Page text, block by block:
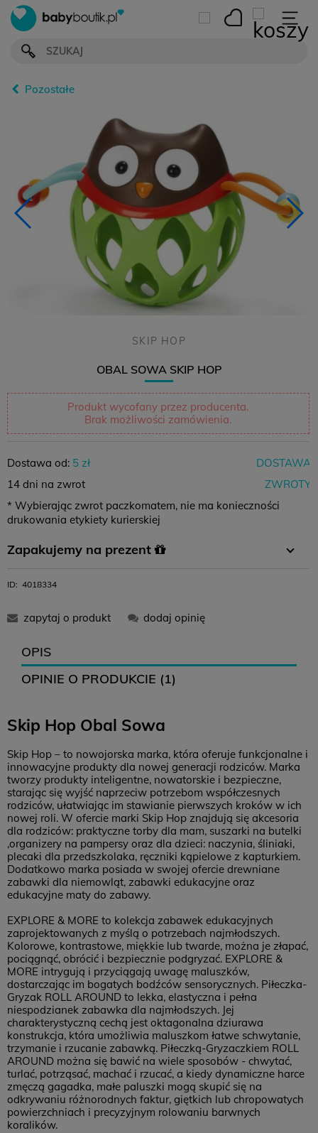
Pozostałe
SKIP HOP
OBAL SOWA SKIP HOP
Produkt wycofany przez producenta.
Brak możliwości zamówienia.
Dostawa od: 5 zł
DOSTAWA
14 dni na zwrot
ZWROTY
* Wybierając zwrot paczkomatem, nie ma konieczności
drukowania etykiety kurierskiej
Zapakujemy na prezent
ID: 4018334
zapytaj o produkt dodaj opinię
OPIS
OPINIE O PRODUKCIE (1)
Skip Hop Obal Sowa
Skip Hop – to nowojorska marka, która oferuje funkcjonalne i
innowacyjne produkty dla nowej generacji rodziców. Marka
tworzy produkty inteligentne, nowatorskie i bezpieczne,
starając się wyjść naprzeciw potrzebom współczesnych
rodziców, ułatwiając im stawianie pierwszych kroków w ich
nowej roli. W ofercie marki Skip Hop znajdują się akcesoria
dla rodziców: praktyczne torby dla mam, suszarki na butelki
,organizery na pampersy oraz dla dzieci: naczynia, śliniaki,
plecaki dla przedszkolaka, ręczniki kąpielowe z kapturkiem.
Dodatkowo marka posiada w swojej ofercie drewniane
zabawki dla niemowląt, zabawki edukacyjne oraz
edukacyjne maty do zabawy.
EXPLORE & MORE to kolekcja zabawek edukacyjnych
zaprojektowanych z myślą o potrzebach najmłodszych.
Kolorowe, kontrastowe, miękkie lub twarde, można je złapać,
pociągnąć, obrócić i bezpiecznie podgryzać. EXPLORE &
MORE intrygują i przyciągają uwagę maluszków,
dostarczając im bogatych bodźców sensorycznych. Piłeczka-
Gryzak ROLL AROUND to lekka, elastyczna i pełna
niespodzianek zabawka dla najmłodszych. Jej
charakterystyczną cechą jest oktagonalna dziurawa
konstrukcja, która umożliwia maluszkom łatwe schwytanie,
trzymanie i rzucanie zabawką. Piłeczką-Gryzaczkiem ROLL
AROUND można się bawić na wiele sposobów - chwytać,
turlać, potrząsać, machać i rzucać, a kiedy dynamiczne harce
zmęczą gagadka, małe paluszki mogą skupić się na
odkrywaniu różnorodnych faktur, giętkich lub chropowatych
powierzchniach i precyzyjnym rolowaniu barwnych
koralików.